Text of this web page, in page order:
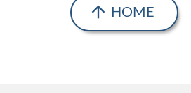
arrow_upward HOME